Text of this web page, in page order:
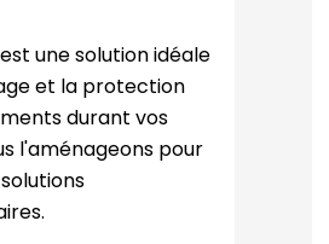
une solution idéale
et la protection
durant vos
l'aménageons pour